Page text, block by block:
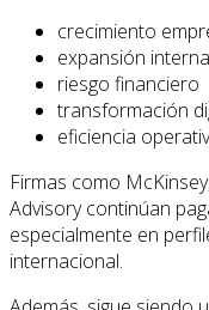
crecimiento
expansión
riesgo financiero
transformación
eficiencia
Firmas como
Advisory continúan
especialmente en
internacional.